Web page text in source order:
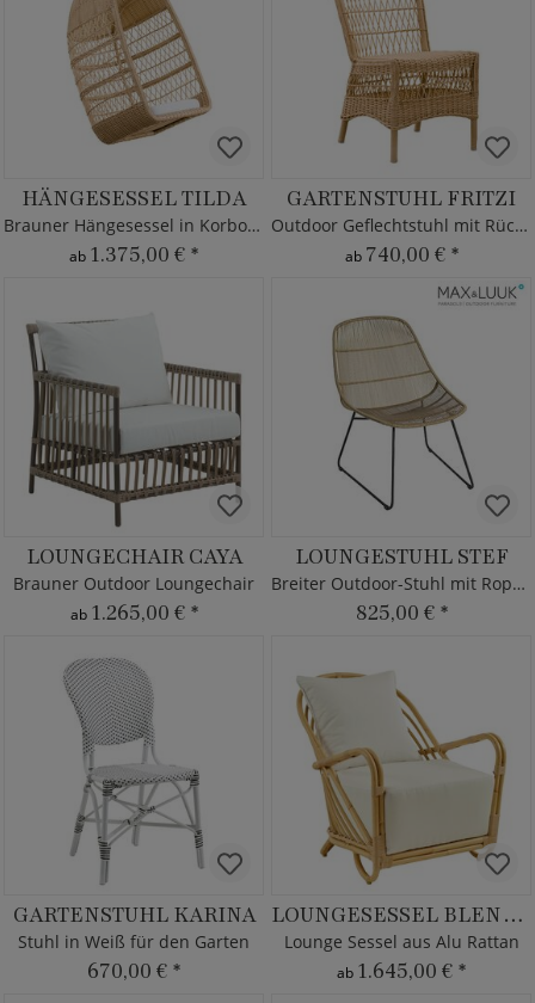
HÄNGESESSEL TILDA
Brauner Hängesessel in Korboptik
ab 1.375,00 € *
GARTENSTUHL FRITZI
Outdoor Geflechtstuhl mit Rückenlehne
ab 740,00 € *
LOUNGECHAIR CAYA
Brauner Outdoor Loungechair
ab 1.265,00 € *
LOUNGESTUHL STEF
Breiter Outdoor-Stuhl mit Rope - beige
825,00 € *
GARTENSTUHL KARINA
Stuhl in Weiß für den Garten
670,00 € *
LOUNGESESSEL BLENDA
Lounge Sessel aus Alu Rattan
ab 1.645,00 € *